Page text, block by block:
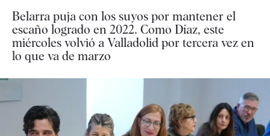
Belarra puja con los suyos por mantener el
escaño logrado en 2022. Como Díaz, este
miércoles volvió a Valladolid por tercera vez en
lo que va de marzo